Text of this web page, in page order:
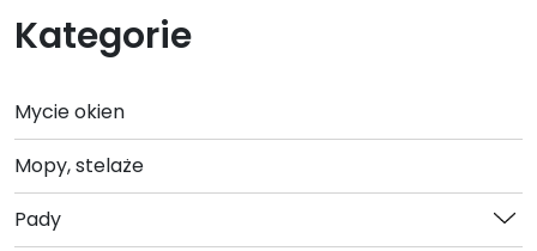
Kategorie
Mycie okien
Mopy, stelaże
Pady